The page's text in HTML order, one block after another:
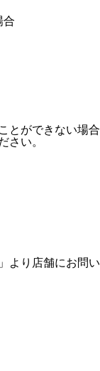
合
とができない場合
さい。
より店舗にお問い